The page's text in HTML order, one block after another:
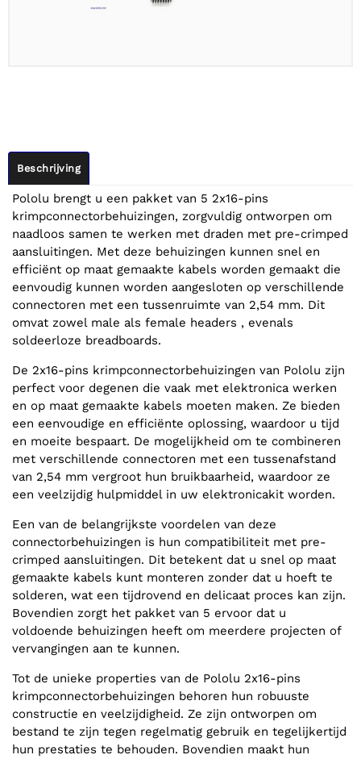
Beschrijving
Pololu brengt u een pakket van 5 2x16-pins
krimpconnectorbehuizingen, zorgvuldig ontworpen om
naadloos samen te werken met draden met pre-crimped
aansluitingen. Met deze behuizingen kunnen snel en
efficiënt op maat gemaakte kabels worden gemaakt die
eenvoudig kunnen worden aangesloten op verschillende
connectoren met een tussenruimte van 2,54 mm. Dit
omvat zowel male als female headers , evenals
soldeerloze breadboards.
De 2x16-pins krimpconnectorbehuizingen van Pololu zijn
perfect voor degenen die vaak met elektronica werken
en op maat gemaakte kabels moeten maken. Ze bieden
een eenvoudige en efficiënte oplossing, waardoor u tijd
en moeite bespaart. De mogelijkheid om te combineren
met verschillende connectoren met een tussenafstand
van 2,54 mm vergroot hun bruikbaarheid, waardoor ze
een veelzijdig hulpmiddel in uw elektronicakit worden.
Een van de belangrijkste voordelen van deze
connectorbehuizingen is hun compatibiliteit met pre-
crimped aansluitingen. Dit betekent dat u snel op maat
gemaakte kabels kunt monteren zonder dat u hoeft te
solderen, wat een tijdrovend en delicaat proces kan zijn.
Bovendien zorgt het pakket van 5 ervoor dat u
voldoende behuizingen heeft om meerdere projecten of
vervangingen aan te kunnen.
Tot de unieke properties van de Pololu 2x16-pins
krimpconnectorbehuizingen behoren hun robuuste
constructie en veelzijdigheid. Ze zijn ontworpen om
bestand te zijn tegen regelmatig gebruik en tegelijkertijd
hun prestaties te behouden. Bovendien maakt hun